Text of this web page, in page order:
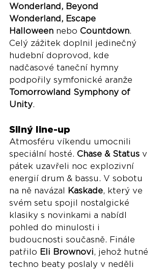
Wonderland, Beyond
Wonderland, Escape
Halloween nebo Countdown.
Celý zážitek doplnil jedinečný
hudební doprovod, kde
nadčasové taneční hymny
podpořily symfonické aranže
Tomorrowland Symphony of
Unity.
Silný line-up
Atmosféru víkendu umocnili
speciální hosté. Chase & Status v
pátek uzavřeli noc explozivní
energií drum & bassu. V sobotu
na ně navázal
Kaskade, který ve
svém setu spojil nostalgické
klasiky s novinkami a nabídl
pohled do minulosti i
budoucnosti současně. Finále
patřilo Eli Brownovi, jehož hutné
techno beaty poslaly v neděli